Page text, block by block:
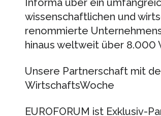
Informa über ein
wissenschaftlichen und
renommierte
hinaus weltweit über 8.000
Unsere Partnerschaft mit
WirtschaftsWoche
EUROFORUM ist Exklusiv-